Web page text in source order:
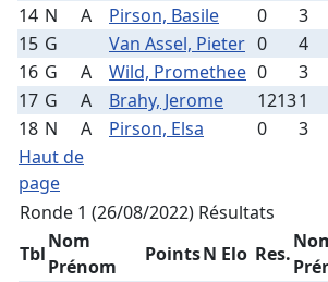
14 N A Pirson, Basile 0 3
15 G Van Assel, Pieter 0 4
16 G A Wild, Promethee 0 3
17 G A Brahy, Jerome 12131
18 N A Pirson, Elsa 0 3
Haut de
page
Ronde 1 (26/08/2022) Résultats
Tbl
Nom
Prénom
PointsN Elo Res.